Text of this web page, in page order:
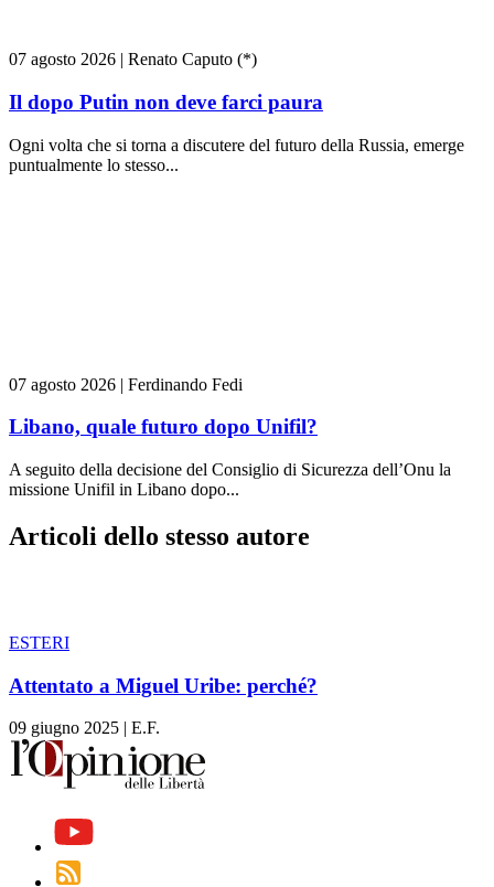
07 agosto 2026 | Renato Caputo (*)
Il dopo Putin non deve farci paura
Ogni volta che si torna a discutere del futuro della Russia, emerge
puntualmente lo stesso...
07 agosto 2026 | Ferdinando Fedi
Libano, quale futuro dopo Unifil?
A seguito della decisione del Consiglio di Sicurezza dell’Onu la
missione Unifil in Libano dopo...
Articoli dello stesso autore
ESTERI
Attentato a Miguel Uribe: perché?
09 giugno 2025 | E.F.